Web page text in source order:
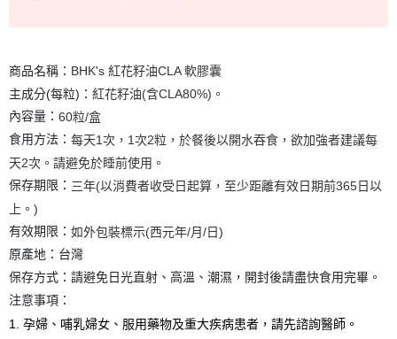
商品名稱： BHK's 紅花籽油CLA 軟膠囊
主成分(每粒)： 紅花籽油(含CLA80%)。
內容量： 60粒/盒
食用方法： 每天1次，1次2粒，於餐後以開水吞食，欲加強者建議每
天2次。請避免於睡前使用。
保存期限： 三年(以消費者收受日起算，至少距離有效日期前365日以
上。)
有效期限： 如外包裝標示(西元年/月/日)
原產地：台灣
保存方式：請避免日光直射、高溫、潮濕，開封後請盡快食用完畢。
注意事項：
1. 孕婦、哺乳婦女、服用藥物及重大疾病患者，請先諮詢醫師。